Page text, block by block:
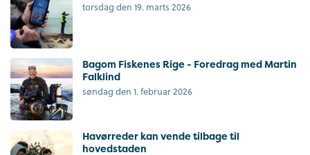
torsdag den 19. marts 2026
Bagom Fiskenes Rige - Foredrag med Martin
Falklind
søndag den 1. februar 2026
Havørreder kan vende tilbage til
hovedstaden